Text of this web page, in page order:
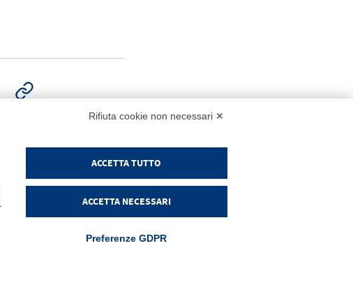
PRODOTTI Login
Rifiuta cookie non necessari ✕
ACCETTA TUTTO
ACCETTA NECESSARI
Preferenze GDPR